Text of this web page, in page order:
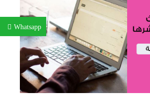
Whatsapp